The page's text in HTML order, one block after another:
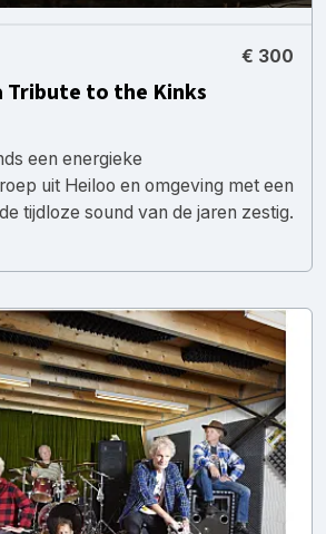
€ 300
Tribute to the Kinks
een energieke
uit Heiloo en omgeving met een
tijdloze sound van de jaren zestig.